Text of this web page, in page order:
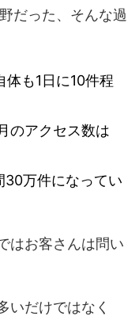
だった、そんな過
も1日に10件程
のアクセス数は
30万件になってい
はお客さんは問い
いだけではなく